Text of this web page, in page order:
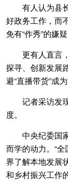
有人认为县长
好政务工作，而
免有“作秀”的嫌疑
更有人直言，
探寻、创新发展
避“直播带货”成
记者采访发现
度。
中央纪委国家
而学的动力。“
界了解本地发展
和乡村振兴工作